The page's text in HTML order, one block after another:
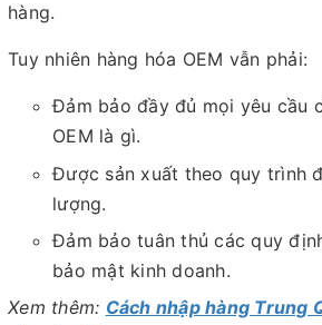
hàng.
Tuy nhiên hàng hóa OEM vẫn phải:
Đảm bảo đầy đủ mọi yêu cầu
OEM là gì.
Được sản xuất theo quy trình
lượng.
Đảm bảo tuân thủ các quy
bảo mật kinh doanh.
Xem thêm: Cách nhập hàng Trung